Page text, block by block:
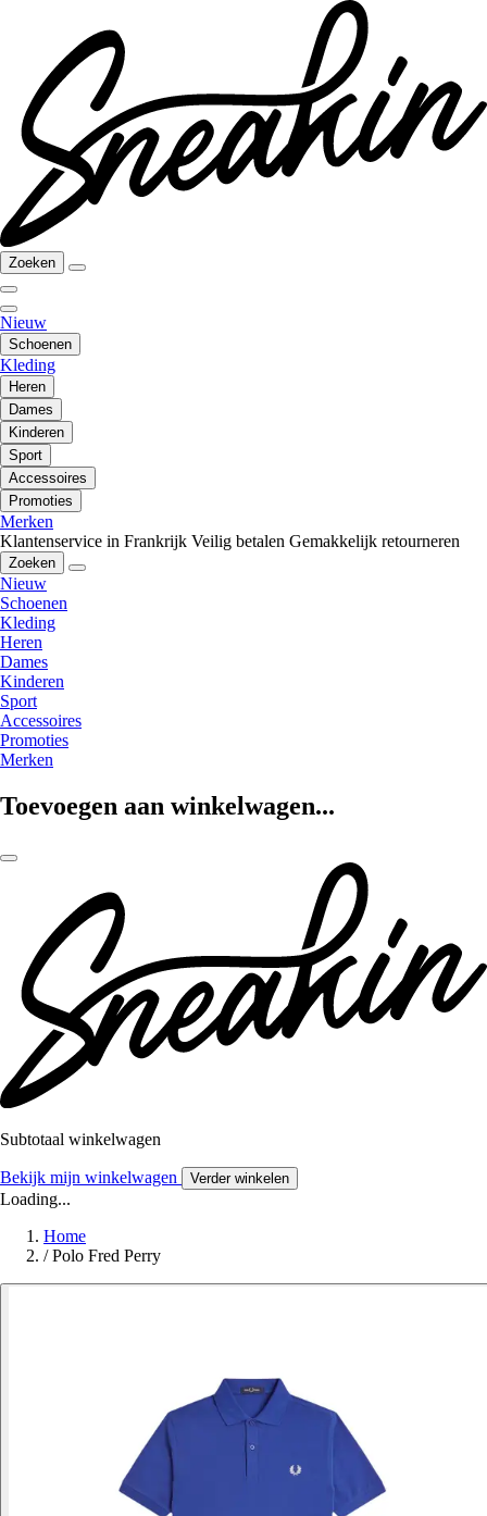
Zoeken
Nieuw
Schoenen
Kleding
Heren
Dames
Kinderen
Sport
Accessoires
Promoties
Merken
Klantenservice in Frankrijk Veilig betalen Gemakkelijk retourneren
Zoeken
Nieuw
Schoenen
Kleding
Heren
Dames
Kinderen
Sport
Accessoires
Promoties
Merken
Toevoegen aan winkelwagen...
Subtotaal winkelwagen
Bekijk mijn winkelwagen Verder winkelen
Loading...
Home
/ Polo Fred Perry